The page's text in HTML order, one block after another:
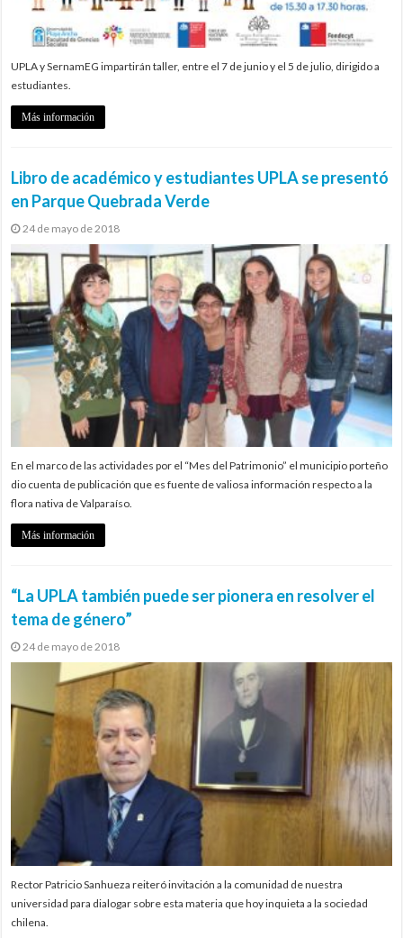
UPLA y SernamEG impartirán taller, entre el 7 de junio y el 5 de julio, dirigido a
estudiantes.
Más información
Libro de académico y estudiantes UPLA se presentó
en Parque Quebrada Verde
24 de mayo de 2018
En el marco de las actividades por el “Mes del Patrimonio” el municipio porteño
dio cuenta de publicación que es fuente de valiosa información respecto a la
flora nativa de Valparaíso.
Más información
“La UPLA también puede ser pionera en resolver el
tema de género”
24 de mayo de 2018
Rector Patricio Sanhueza reiteró invitación a la comunidad de nuestra
universidad para dialogar sobre esta materia que hoy inquieta a la sociedad
chilena.